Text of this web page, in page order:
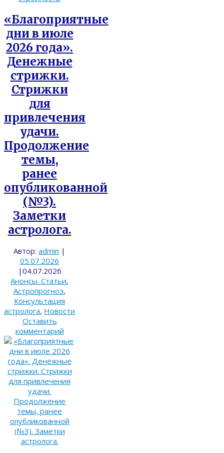
«Благоприятные
дни в июле
2026 года».
Денежные
стрижки.
Стрижки
для
привлечения
удачи.
Продолжение
темы,
ранее
опубликованной
(№3).
Заметки
астролога.
Автор: admin |
05.07.2026
| 04.07.2026
Анонсы. Статьи,
Астропрогноз,
Консультация
астролога, Новости
Оставить
комментарий